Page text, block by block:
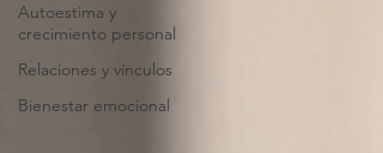
Autoestima y
crecimiento personal
Relaciones y vínculos
Bienestar emocional